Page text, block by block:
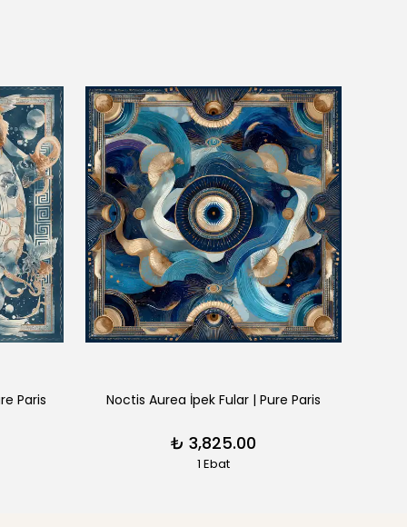
Paris Noctis Aurea İpek Fular | Pure Paris
₺ 3,825.00
1 Ebat